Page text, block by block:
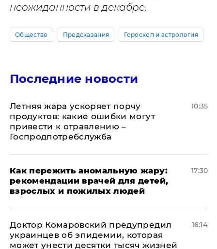
неожиданности в декабре.
Общество Предсказания Гороскоп и астрология
Последние новости
Летняя жара ускоряет порчу
продуктов: какие ошибки могут
привести к отравлению –
Госпродпотребслужба
10:35
Как пережить аномальную жару:
рекомендации врачей для детей,
взрослых и пожилых людей
17:30
Доктор Комаровский предупредил
украинцев об эпидемии, которая
может унести десятки тысяч жизней
16:14